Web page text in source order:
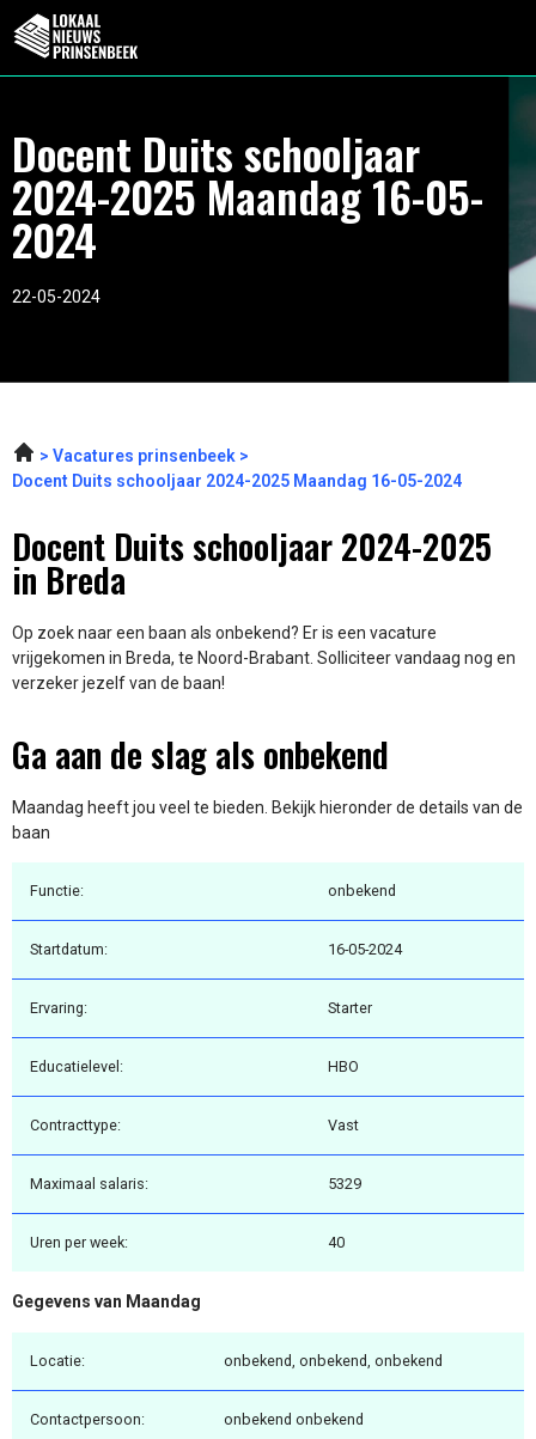
Docent Duits schooljaar
2024-2025 Maandag 16-05-
2024
22-05-2024
Vacatures prinsenbeek
Docent Duits schooljaar 2024-2025 Maandag 16-05-2024
Docent Duits schooljaar 2024-2025
in Breda
Op zoek naar een baan als onbekend? Er is een vacature
vrijgekomen in Breda, te Noord-Brabant. Solliciteer vandaag nog en
verzeker jezelf van de baan!
Ga aan de slag als onbekend
Maandag heeft jou veel te bieden. Bekijk hieronder de details van de
baan
Functie: onbekend
Startdatum: 16-05-2024
Ervaring: Starter
Educatielevel: HBO
Contracttype: Vast
Maximaal salaris: 5329
Uren per week: 40
Gegevens van Maandag
Locatie: onbekend, onbekend, onbekend
Contactpersoon: onbekend onbekend